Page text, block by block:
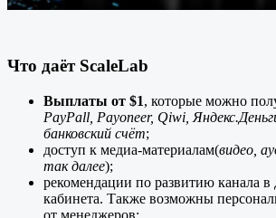
Что даёт ScaleLab
Выплаты от $1, которые можно
PayPall, Payoneer, Qiwi,
банковский счёт;
доступ к медиа-материалам(видео,
так далее);
рекомендации по развитию канала
кабинета. Также возможны
от менеджеров;